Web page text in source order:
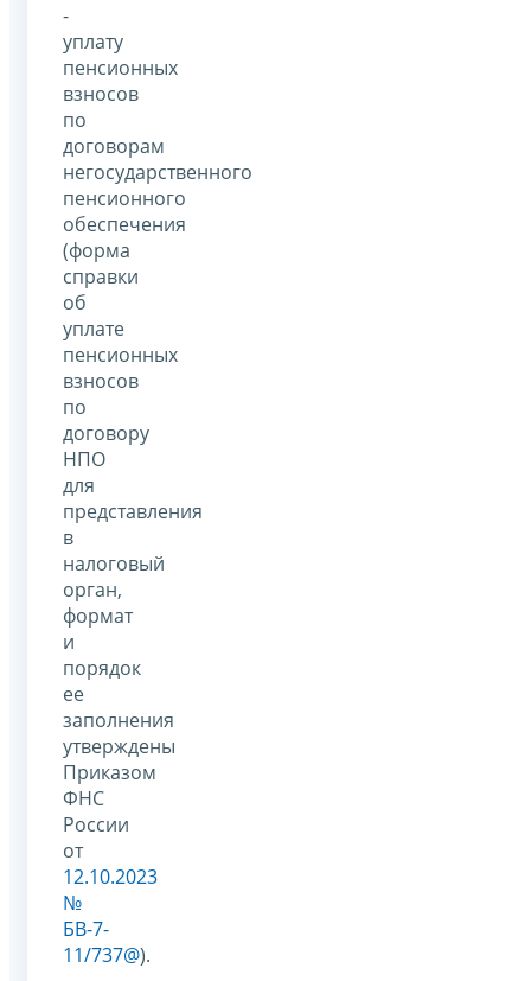
-
уплату
пенсионных
взносов
по
договорам
негосударственного
пенсионного
обеспечения
(форма
справки
об
уплате
пенсионных
взносов
по
договору
НПО
для
представления
в
налоговый
орган,
формат
и
порядок
ее
заполнения
утверждены
Приказом
ФНС
России
от
12.10.2023
№
БВ-7-
11/737@).